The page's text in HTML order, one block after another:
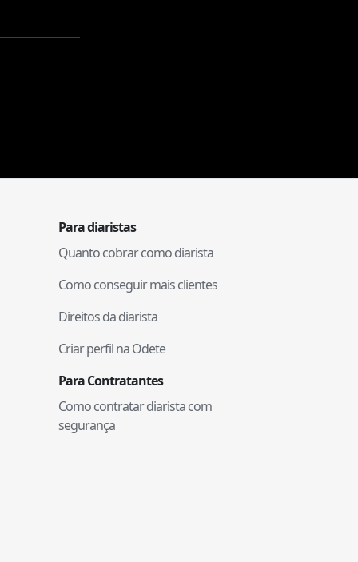
Para diaristas
Quanto cobrar como diarista
Como conseguir mais clientes
Direitos da diarista
Criar perfil na Odete
Para Contratantes
Como contratar diarista com
segurança